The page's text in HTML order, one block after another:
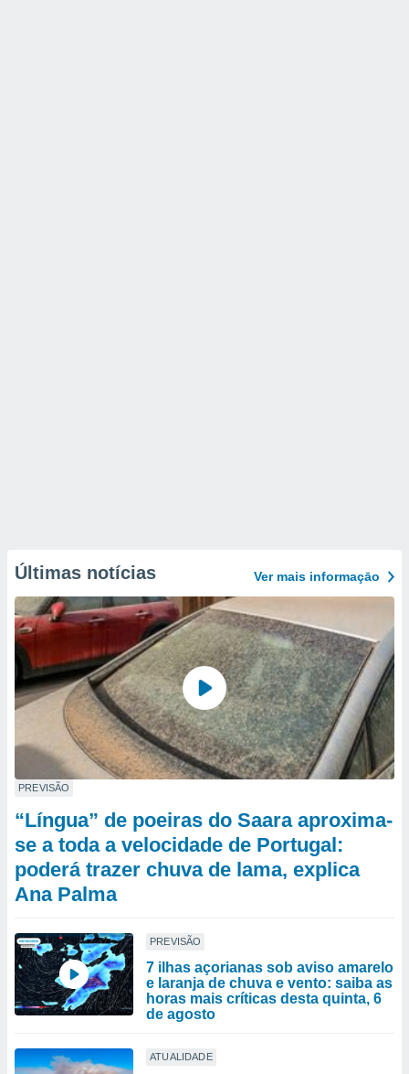
Últimas notícias Ver mais informaçāo
PREVISÃO
“Língua” de poeiras do Saara aproxima-
se a toda a velocidade de Portugal:
poderá trazer chuva de lama, explica
Ana Palma
PREVISÃO
7 ilhas açorianas sob aviso amarelo
e laranja de chuva e vento: saiba as
horas mais críticas desta quinta, 6
de agosto
ATUALIDADE